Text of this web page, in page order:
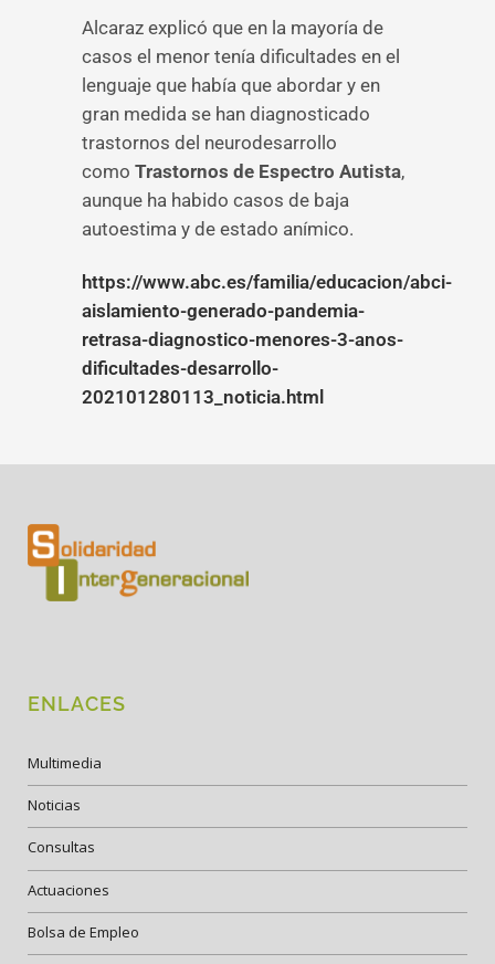
Alcaraz explicó que en la mayoría de
casos el menor tenía dificultades en el
lenguaje que había que abordar y en
gran medida se han diagnosticado
trastornos del neurodesarrollo
como Trastornos de Espectro Autista,
aunque ha habido casos de baja
autoestima y de estado anímico.
https://www.abc.es/familia/educacion/abci-
aislamiento-generado-pandemia-
retrasa-diagnostico-menores-3-anos-
dificultades-desarrollo-
202101280113_noticia.html
ENLACES
Multimedia
Noticias
Consultas
Actuaciones
Bolsa de Empleo